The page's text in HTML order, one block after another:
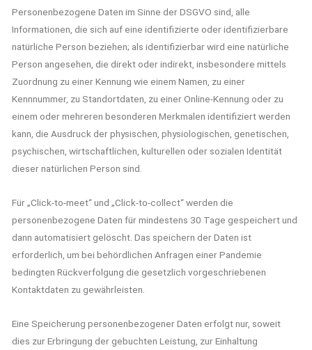
Personenbezogene Daten im Sinne der DSGVO sind, alle
Informationen, die sich auf eine identifizierte oder identifizierbare
natürliche Person beziehen; als identifizierbar wird eine natürliche
Person angesehen, die direkt oder indirekt, insbesondere mittels
Zuordnung zu einer Kennung wie einem Namen, zu einer
Kennnummer, zu Standortdaten, zu einer Online-Kennung oder zu
einem oder mehreren besonderen Merkmalen identifiziert werden
kann, die Ausdruck der physischen, physiologischen, genetischen,
psychischen, wirtschaftlichen, kulturellen oder sozialen Identität
dieser natürlichen Person sind.
Für „Click-to-meet“ und „Click-to-collect“ werden die
personenbezogene Daten für mindestens 30 Tage gespeichert und
dann automatisiert gelöscht. Das speichern der Daten ist
erforderlich, um bei behördlichen Anfragen einer Pandemie
bedingten Rückverfolgung die gesetzlich vorgeschriebenen
Kontaktdaten zu gewährleisten.
Eine Speicherung personenbezogener Daten erfolgt nur, soweit
dies zur Erbringung der gebuchten Leistung, zur Einhaltung